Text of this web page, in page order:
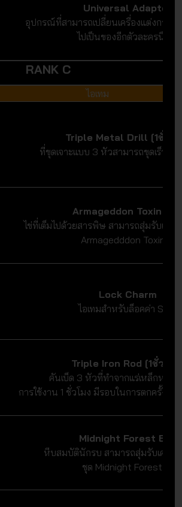
Universal Adapter
อุปกรณ์ที่สามารถเปลี่ยนเครื่องแต่งกายจ
ไปเป็นของอีกตัวละครนึงได้
RANK C
ไอเทม
Triple Metal Drill [1ชั่วโ
ที่ขุดเจาะแบบ 3 หัวสามารถขุดเร็วขึ้น
Armageddon Toxin Egg
ไข่ที่เต็มไปด้วยสารพิษ สามารถสุ่มรับเครื่
Armagedddon Toxinได้
Lock Charm
ไอเทมสำหรับล็อคค่า Stat
Triple Iron Rod [1ชั่วโม
คันเบ็ด 3 หัวที่ทำจากแร่เหล็กหาย
การใช้งาน 1 ชั่วโมง มีรอบในการตกครั้งล
Midnight Forest Egg
หีบสมบัตินักรบ สามารถสุ่มรับเครื่อ
ชุด Midnight Forest ได้